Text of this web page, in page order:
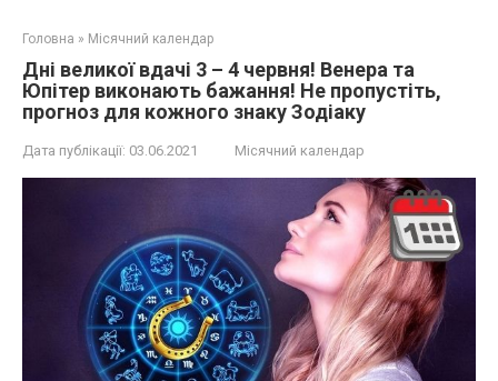
Головна » Місячний календар
Дні великої вдачі 3 – 4 червня! Венера та
Юпітер виконають бажання! Не пропустіть,
прогноз для кожного знаку Зодіаку
Дата публікації: 03.06.2021 Місячний календар